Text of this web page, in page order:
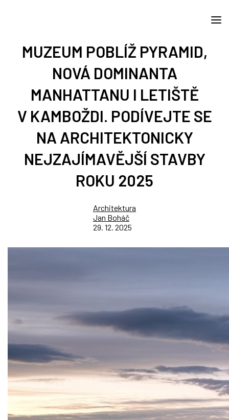
MUZEUM POBLÍŽ PYRAMID,
NOVÁ DOMINANTA
MANHATTANU I LETIŠTĚ
V KAMBOŽDI. PODÍVEJTE SE
NA ARCHITEKTONICKY
NEJZAJÍMAVĚJŠÍ STAVBY
ROKU 2025
Architektura
Jan Boháč
29. 12. 2025